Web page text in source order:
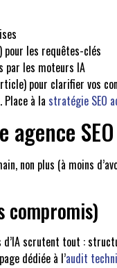
les requêtes-clés
par les moteurs IA
pour clarifier vos
à la stratégie SEO
non plus (à moins
compromis)
scrutent tout :
dédiée à l’audit